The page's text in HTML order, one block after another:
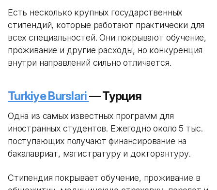
Есть несколько крупных государственных
стипендий, которые работают практически для
всех специальностей. Они покрывают обучение,
проживание и другие расходы, но конкуренция
внутри направлений сильно отличается.
Turkiye Burslari— Турция
Одна из самых известных программ для
иностранных студентов. Ежегодно около 5 тыс.
поступающих получают финансирование на
бакалавриат, магистратуру и докторантуру.
Стипендия покрывает обучение, проживание в